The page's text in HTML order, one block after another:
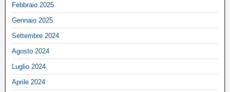
Febbraio 2025
Gennaio 2025
Settembre 2024
Agosto 2024
Luglio 2024
Aprile 2024